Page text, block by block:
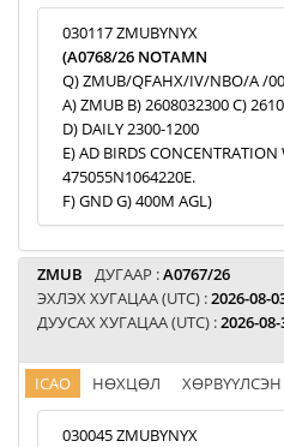
030117 ZMUBYNYX
(A0768/26 NOTAMN
Q) ZMUB/QFAHX/IV/NBO/A /
A) ZMUB B) 2608032300 C)
D) DAILY 2300-1200
E) AD BIRDS
475055N1064220E.
F) GND G) 400M AGL)
ZMUB ДУГААР :A0767/26
ЭХЛЭХ ХУГАЦАА (UTC) :2026-08-
ДУУСАХ ХУГАЦАА (UTC) :2026-
ICAO НӨХЦӨЛ ХӨРВҮҮЛСЭН
030045 ZMUBYNYX